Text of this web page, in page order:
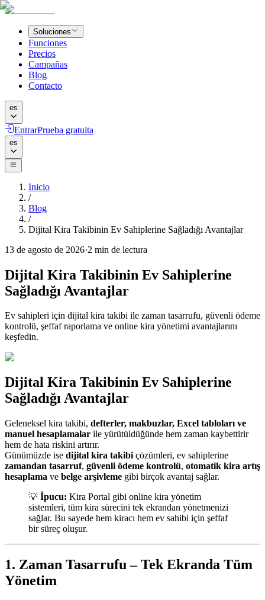
Soluciones
Funciones
Precios
Campañas
Blog
Contacto
es
EntrarPrueba gratuita
es
Inicio
/
Blog
/
Dijital Kira Takibinin Ev Sahiplerine Sağladığı Avantajlar
13 de agosto de 2026·2 min de lectura
Dijital Kira Takibinin Ev Sahiplerine
Sağladığı Avantajlar
Ev sahipleri için dijital kira takibi ile zaman tasarrufu, güvenli ödeme
kontrolü, şeffaf raporlama ve online kira yönetimi avantajlarını
keşfedin.
Dijital Kira Takibinin Ev Sahiplerine
Sağladığı Avantajlar
Geleneksel kira takibi, defterler, makbuzlar, Excel tabloları ve
manuel hesaplamalar ile yürütüldüğünde hem zaman kaybettirir
hem de hata riskini artırır.
Günümüzde ise dijital kira takibi çözümleri, ev sahiplerine
zamandan tasarruf, güvenli ödeme kontrolü, otomatik kira artış
hesaplama ve belge arşivleme gibi birçok avantaj sağlar.
💡 İpucu: Kira Portal gibi online kira yönetim
sistemleri, tüm kira sürecini tek ekrandan yönetmenizi
sağlar. Bu sayede hem kiracı hem ev sahibi için şeffaf
bir süreç oluşur.
1. Zaman Tasarrufu – Tek Ekranda Tüm
Yönetim